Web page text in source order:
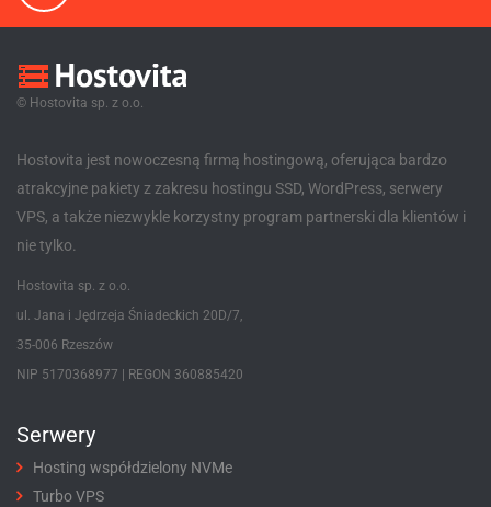
© Hostovita sp. z o.o.
Hostovita jest nowoczesną firmą hostingową, oferująca bardzo
atrakcyjne pakiety z zakresu hostingu SSD, WordPress, serwery
VPS, a także niezwykle korzystny program partnerski dla klientów i
nie tylko.
Hostovita sp. z o.o.
ul. Jana i Jędrzeja Śniadeckich 20D/7,
35-006 Rzeszów
NIP 5170368977 | REGON 360885420
Serwery
Hosting współdzielony NVMe
Turbo VPS